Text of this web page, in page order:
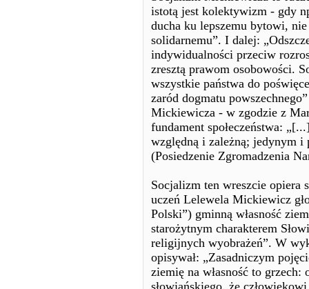
istotą jest kolektywizm - gdy
ducha ku lepszemu bytowi,
solidarnemu”. I dalej:
indywidualności przeciw
zresztą prawom osobowości.
wszystkie państwa do
zaród dogmatu
Mickiewicza - w zgodzie z
fundament społeczeństwa:
względną i zależną; jedynym i
(Posiedzenie Zgromadzenia
Socjalizm ten wreszcie opiera
uczeń Lelewela Mickiewicz
Polski”) gminną własność
starożytnym charakterem
religijnych wyobrażeń”. W
opisywał: „Zasadniczym
ziemię na własność to grzech:
słowiańskiego, że